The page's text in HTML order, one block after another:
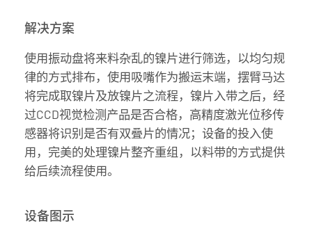
解决方案
使用振动盘将来料杂乱的镍片进行筛选，以均匀规
律的方式排布，使用吸嘴作为搬运末端，摆臂马达
将完成取镍片及放镍片之流程，镍片入带之后，经
过CCD视觉检测产品是否合格，高精度激光位移传
感器将识别是否有双叠片的情况；设备的投入使
用，完美的处理镍片整齐重组，以料带的方式提供
给后续流程使用。
设备图示